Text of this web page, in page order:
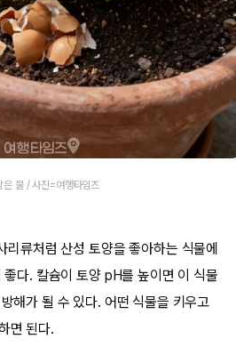
은 물 / 사진=여행타임즈
리류처럼 산성 토양을 좋아하는 식물에
다. 칼슘이 토양 pH를 높이면 이 식물
해가 될 수 있다. 어떤 식물을 키우고
면 된다.